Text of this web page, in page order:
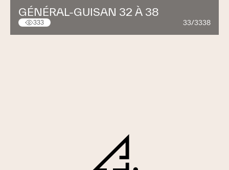
GÉNÉRAL-GUISAN 32 À 38
333 33/3338